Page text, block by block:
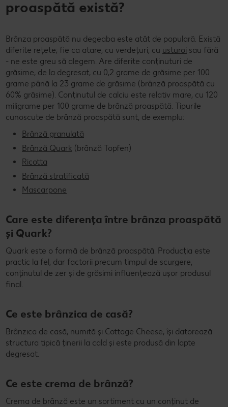
proaspătă există?
Brânza proaspătă nu degeaba este atât de populară. Există
diferite rețete; fie ca atare, cu verdețuri, cu usturoi sau fără
- ne este greu să alegem. Are diferite conținuturi de
grăsime, de la degresat, cu 0,2 grame de grăsime per 100
grame până la 23 grame de grăsime (brânză proaspătă cu
60% grăsime). Conținutul de calciu este relativ mare, cu 120
miligrame per 100 grame de brânză proaspătă. Tipurile
cunoscute de brânză proaspătă sunt, de exemplu:
Brânză granulată
Brânză Quark (brânză Topfen)
Ricotta
Brânză stratificată
Mascarpone
Care este diferența între brânza proaspătă
și Quark?
Quark este o formă de brânză proaspătă. Producția este
practic la fel, dar factorii precum timpul de scurgere,
conținutul de zer și de grăsimi influențează ușor produsul
final.
Ce este brânzica de casă?
Brânzica de casă, numită și Cottage Cheese, își datorează
structura tipică ținerii la cald și este produsă din lapte
degresat.
Ce este crema de brânză?
Crema de brânză este un sortiment cu un conținut de